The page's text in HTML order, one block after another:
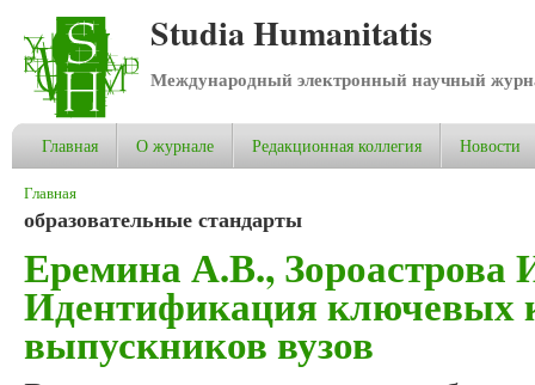
Studia Humanitatis
Международный электронный научный
Главная О журнале Редакционная коллегия Новости
Вы здесь
Главная
образовательные стандарты
Еремина А.В.,
Идентификация ключевых
выпускников вузов